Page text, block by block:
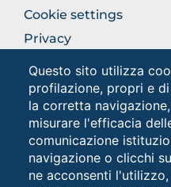
Questo sito utilizza
profilazione, propri e
la corretta
misurare l'efficacia
comunicazione
navigazione o clicchi
ne acconsenti
FOOTER
COLONNA
DESTRA
Cookie settings
Privacy